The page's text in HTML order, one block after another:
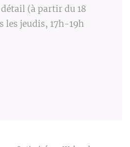
détail (à partir du 18
les jeudis, 17h-19h